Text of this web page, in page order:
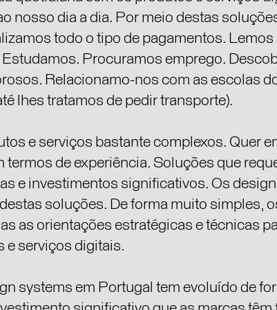
FFF Design Assembly
e do AI✦cademy project, onde explora o impacto da IA no
pelas Belas-Artes de Lisboa, começou o seu percurso em
digital.
lidera no desenvolvimento de soluções de design para
Como co-fundador e investigador, ajuda equipas e indivíduos
e operacionais.
publicidade, design gráfico e produto, co-fundou projetos
nosso dia a dia. Por meio destas
todo o tipo de pagamentos.
Estudamos. Procuramos emprego.
Relacionamo-nos com as escolas
lhes tratamos de pedir transporte).
e serviços bastante complexos. Quer
termos de experiência. Soluções que
e investimentos significativos. Os
soluções. De forma muito simples,
as orientações estratégicas e técnicas
e serviços digitais.
systems em Portugal tem evoluído de